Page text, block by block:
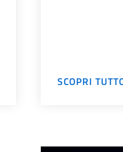
SCOPRI